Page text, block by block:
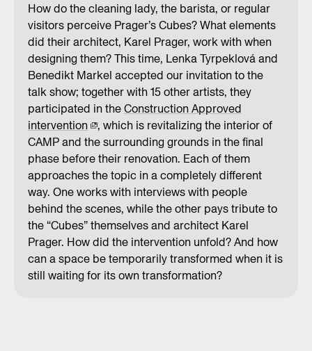
How do the cleaning lady, the barista, or regular
visitors perceive Prager’s Cubes? What elements
did their architect, Karel Prager, work with when
designing them? This time, Lenka Tyrpeklová and
Benedikt Markel accepted our invitation to the
talk show; together with 15 other artists, they
participated in theConstruction Approved
intervention
, which is revitalizing the interior of
CAMP and the surrounding grounds in the final
phase before their renovation. Each of them
approaches the topic in a completely different
way. One works with interviews with people
behind the scenes, while the other pays tribute to
the “Cubes” themselves and architect Karel
Prager. How did the intervention unfold? And how
can a space be temporarily transformed when it is
still waiting for its own transformation?